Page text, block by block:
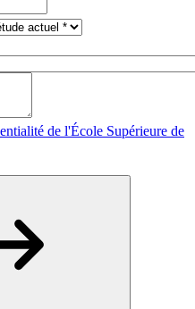
de l'École Supérieure de